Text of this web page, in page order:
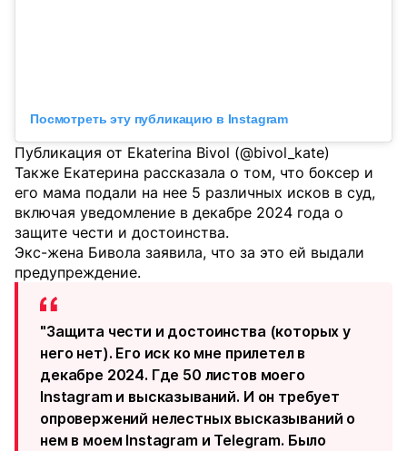
Посмотреть эту публикацию в Instagram
Публикация от Ekaterina Bivol (@bivol_kate)
Также Екатерина рассказала о том, что боксер и
его мама подали на нее 5 различных исков в суд,
включая уведомление в декабре 2024 года о
защите чести и достоинства.
Экс-жена Бивола заявила, что за это ей выдали
предупреждение.
"Защита чести и достоинства (которых у
него нет). Его иск ко мне прилетел в
декабре 2024. Где 50 листов моего
Instagram и высказываний. И он требует
опровержений нелестных высказываний о
нем в моем Instagram и Telegram. Было